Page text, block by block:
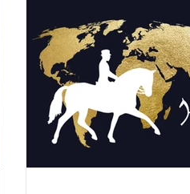
Championnats du
Chapelle avec
Dujardin ne retrouvera
l'équipe anglaise chez